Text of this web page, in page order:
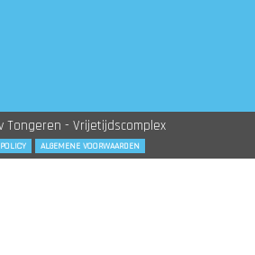
Tongeren - Vrijetijdscomplex
ALGEMENE VOORWAARDEN